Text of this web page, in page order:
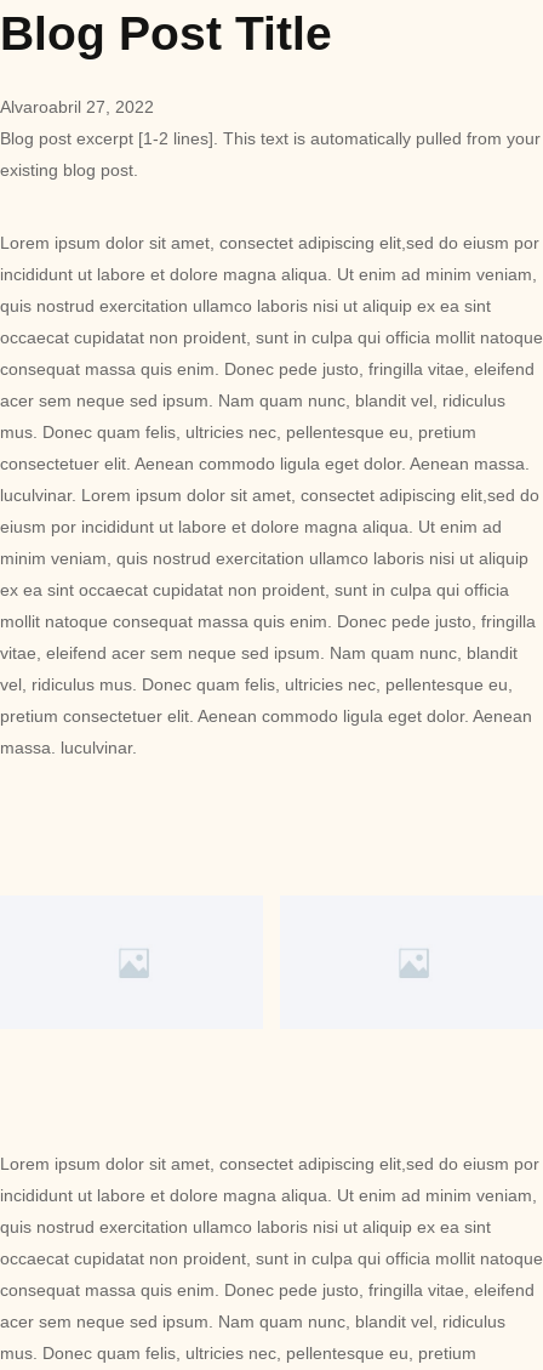
Blog Post Title
Alvaroabril 27, 2022
Blog post excerpt [1-2 lines]. This text is automatically pulled from your
existing blog post.
Lorem ipsum dolor sit amet, consectet adipiscing elit,sed do eiusm por
incididunt ut labore et dolore magna aliqua. Ut enim ad minim veniam,
quis nostrud exercitation ullamco laboris nisi ut aliquip ex ea sint
occaecat cupidatat non proident, sunt in culpa qui officia mollit natoque
consequat massa quis enim. Donec pede justo, fringilla vitae, eleifend
acer sem neque sed ipsum. Nam quam nunc, blandit vel, ridiculus
mus. Donec quam felis, ultricies nec, pellentesque eu, pretium
consectetuer elit. Aenean commodo ligula eget dolor. Aenean massa.
luculvinar. Lorem ipsum dolor sit amet, consectet adipiscing elit,sed do
eiusm por incididunt ut labore et dolore magna aliqua. Ut enim ad
minim veniam, quis nostrud exercitation ullamco laboris nisi ut aliquip
ex ea sint occaecat cupidatat non proident, sunt in culpa qui officia
mollit natoque consequat massa quis enim. Donec pede justo, fringilla
vitae, eleifend acer sem neque sed ipsum. Nam quam nunc, blandit
vel, ridiculus mus. Donec quam felis, ultricies nec, pellentesque eu,
pretium consectetuer elit. Aenean commodo ligula eget dolor. Aenean
massa. luculvinar.
Lorem ipsum dolor sit amet, consectet adipiscing elit,sed do eiusm por
incididunt ut labore et dolore magna aliqua. Ut enim ad minim veniam,
quis nostrud exercitation ullamco laboris nisi ut aliquip ex ea sint
occaecat cupidatat non proident, sunt in culpa qui officia mollit natoque
consequat massa quis enim. Donec pede justo, fringilla vitae, eleifend
acer sem neque sed ipsum. Nam quam nunc, blandit vel, ridiculus
mus. Donec quam felis, ultricies nec, pellentesque eu, pretium